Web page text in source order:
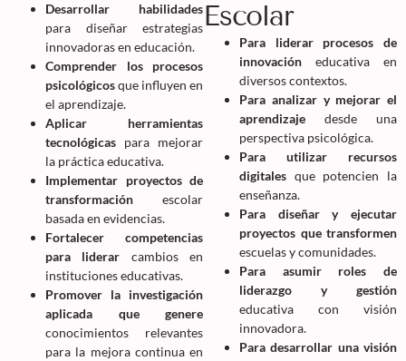
Desarrollar habilidades
para diseñar estrategias
innovadoras en educación.
Comprender los procesos
psicológicosque influyen en
el aprendizaje.
Aplicar herramientas
tecnológicas para mejorar
la práctica educativa.
Implementar proyectos de
transformación escolar
basada en evidencias.
Fortalecer competencias
para liderar cambios en
instituciones educativas.
Promover la investigación
aplicada que genere
conocimientos relevantes
para la mejora continua en
Escolar
Para liderar procesos de
innovación educativa en
diversos contextos.
Para analizar y mejorar el
aprendizaje desde una
perspectiva psicológica.
Para utilizar recursos
digitales que potencien la
enseñanza.
Para diseñar y ejecutar
proyectos que transformen
escuelas y comunidades.
Para asumir roles de
liderazgo y gestión
educativa con visión
innovadora.
Para desarrollar una visión